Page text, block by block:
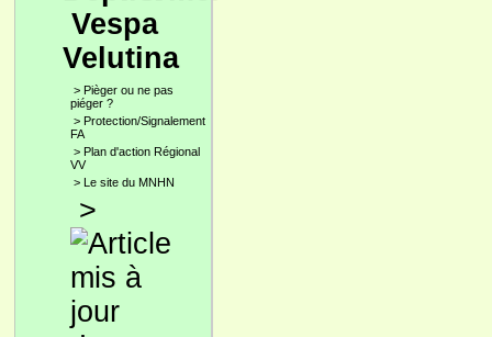
Vespa
Velutina
> Pièger ou ne pas
piéger ?
> Protection/Signalement
FA
> Plan d'action Régional
VV
> Le site du MNHN
>